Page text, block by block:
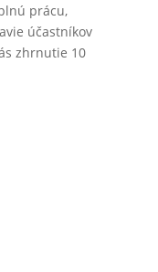
prácu,
účastníkov
zhrnutie 10